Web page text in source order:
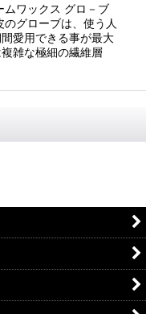
ムワックス グロ－ブ
グローブは、使う人
愛用できる事が最大
雑な極細の繊維層